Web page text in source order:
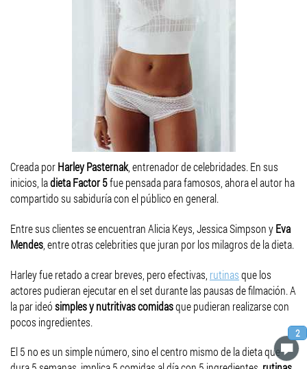
Creada porHarley Pasternak , entrenador de celebridades. En sus
inicios, ladieta Factor 5fue pensada para famosos, ahora el autor ha
compartido su sabiduría con el público en general.
Entre sus clientes se encuentran Alicia Keys, Jessica Simpson yEva
Mendes , entre otras celebrities que juran por los milagros de la dieta.
Harley fue retado a crear breves, pero efectivas, rutinasque los
actores pudieran ejecutar en el set durante las pausas de filmación. A
la par ideósimples y nutritivas comidasque pudieran realizarse con
pocos ingredientes.
El 5 no es un simple número, sino el centro mismo de la dieta que
2